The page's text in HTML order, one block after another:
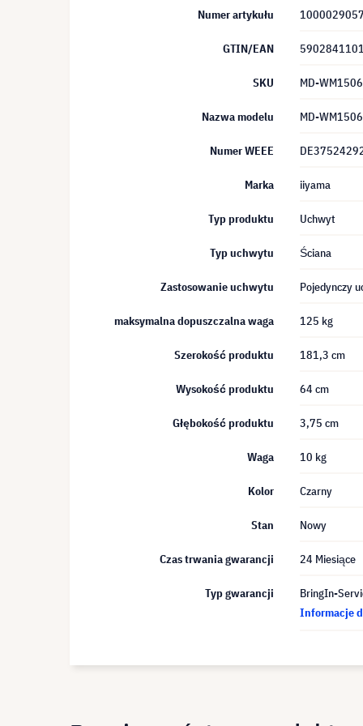
Numer artykułu 1000029057
GTIN/EAN
SKU MD-
Nazwa modelu MD-
Numer WEEE
Marka iiyama
Typ produktu Uchwyt
Typ uchwytu Ściana
Zastosowanie uchwytu Pojedynczy
maksymalna dopuszczalna waga 125 kg
Szerokość produktu 181,3 cm
Wysokość produktu 64 cm
Głębokość produktu 3,75 cm
Waga 10 kg
Kolor Czarny
Stan Nowy
Czas trwania gwarancji 24 Miesiące
Typ gwarancji
BringIn-
Informacje